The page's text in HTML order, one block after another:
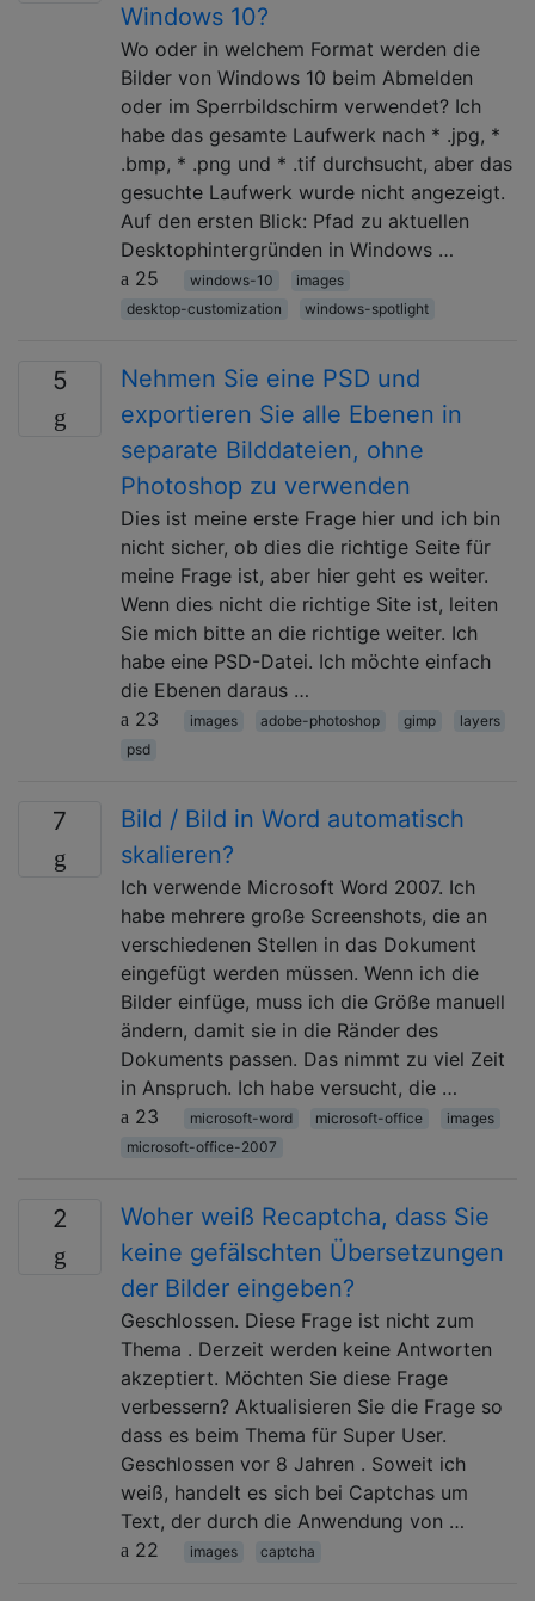
Windows 10?
Wo oder in welchem ​​Format werden die
Bilder von Windows 10 beim Abmelden
oder im Sperrbildschirm verwendet? Ich
habe das gesamte Laufwerk nach * .jpg, *
.bmp, * .png und * .tif durchsucht, aber das
gesuchte Laufwerk wurde nicht angezeigt.
Auf den ersten Blick: Pfad zu aktuellen
Desktophintergründen in Windows …
25
windows-10
images
desktop-customization
windows-spotlight
5
Nehmen Sie eine PSD und
exportieren Sie alle Ebenen in
separate Bilddateien, ohne
Photoshop zu verwenden
Dies ist meine erste Frage hier und ich bin
nicht sicher, ob dies die richtige Seite für
meine Frage ist, aber hier geht es weiter.
Wenn dies nicht die richtige Site ist, leiten
Sie mich bitte an die richtige weiter. Ich
habe eine PSD-Datei. Ich möchte einfach
die Ebenen daraus …
23
images adobe-photoshop gimp
layers
psd
7
Bild / Bild in Word automatisch
skalieren?
Ich verwende Microsoft Word 2007. Ich
habe mehrere große Screenshots, die an
verschiedenen Stellen in das Dokument
eingefügt werden müssen. Wenn ich die
Bilder einfüge, muss ich die Größe manuell
ändern, damit sie in die Ränder des
Dokuments passen. Das nimmt zu viel Zeit
in Anspruch. Ich habe versucht, die …
23
microsoft-word microsoft-office
images
microsoft-office-2007
2
Woher weiß Recaptcha, dass Sie
keine gefälschten Übersetzungen
der Bilder eingeben?
Geschlossen. Diese Frage ist nicht zum
Thema . Derzeit werden keine Antworten
akzeptiert. Möchten Sie diese Frage
verbessern? Aktualisieren Sie die Frage so
dass es beim Thema für Super User.
Geschlossen vor 8 Jahren . Soweit ich
weiß, handelt es sich bei Captchas um
Text, der durch die Anwendung von …
22
images captcha